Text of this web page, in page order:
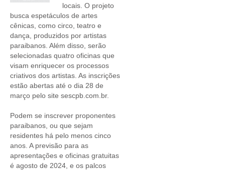
locais. O projeto
busca espetáculos de artes
cênicas, como circo, teatro e
dança, produzidos por artistas
paraibanos. Além disso, serão
selecionadas quatro oficinas que
visam enriquecer os processos
criativos dos artistas. As inscrições
estão abertas até o dia 28 de
março pelo site sescpb.com.br.
Podem se inscrever proponentes
paraibanos, ou que sejam
residentes há pelo menos cinco
anos. A previsão para as
apresentações e oficinas gratuitas
é agosto de 2024, e os palcos